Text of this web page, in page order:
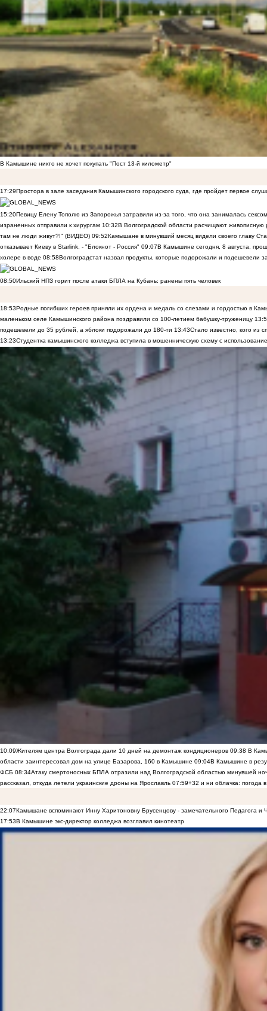
В Камышине никто не хочет покупать "Пост 13-й километр"
17:29Простора в зале заседания Камышинского городского суда, где пройдет первое
15:20Певицу Елену Тополю из Запорожья затравили из-за того, что она занималась
израненных отправили к хирургам 10:32В Волгоградской области расчищают
там не люди живут?!" (ВИДЕО) 09:52Камышане в минувший месяц видели своего главу
отказывает Киеву в Starlink, - "Блокнот - Россия" 09:07В Камышине сегодня, 8 августа,
холере в воде 08:58Волгоградстат назвал продукты, которые подорожали и подешевели
08:50Ильский НПЗ горит после атаки БПЛА на Кубань: ранены пять человек
18:53Родные погибших героев приняли их ордена и медаль со слезами и гордостью в
маленьком селе Камышинского района поздравили со 100-летием бабушку-труженицу
подешевели до 35 рублей, а яблоки подорожали до 180-ти 13:43Стало известно, кого из
13:23Студентка камышинского колледжа вступила в мошенническую схему с
10:09Жителям центра Волгограда дали 10 дней на демонтаж кондиционеров 09:38 В
области заинтересовал дом на улице Базарова, 160 в Камышине 09:04В Камышине в
ФСБ 08:34Атаку смертоносных БПЛА отразили над Волгоградской областью минувшей
рассказал, откуда летели украинские дроны на Ярославль 07:59+32 и ни облачка: погода
22:07Камышане вспоминают Инну Харитоновну Брусенцову - замечательного Педагога и
17:53В Камышине экс-директор колледжа возглавил кинотеатр